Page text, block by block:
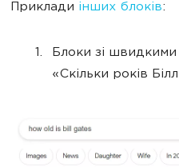
Приклади інших блоків:
Блоки зі
«Скільки років